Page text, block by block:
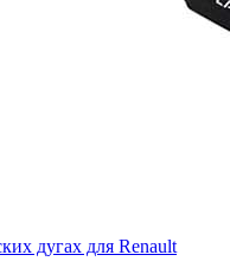
дугах для Renault